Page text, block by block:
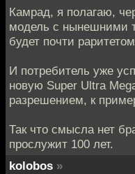
Камрад, я полагаю,
модель с нынешними
будет почти
И потребитель уже
новую Super Ultra
разрешением, к
Так что смысла нет
прослужит 100 лет.
kolobos »